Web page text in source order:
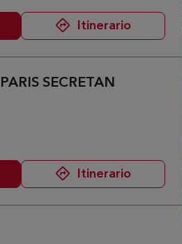
Itinerario
SECRETAN
Itinerario